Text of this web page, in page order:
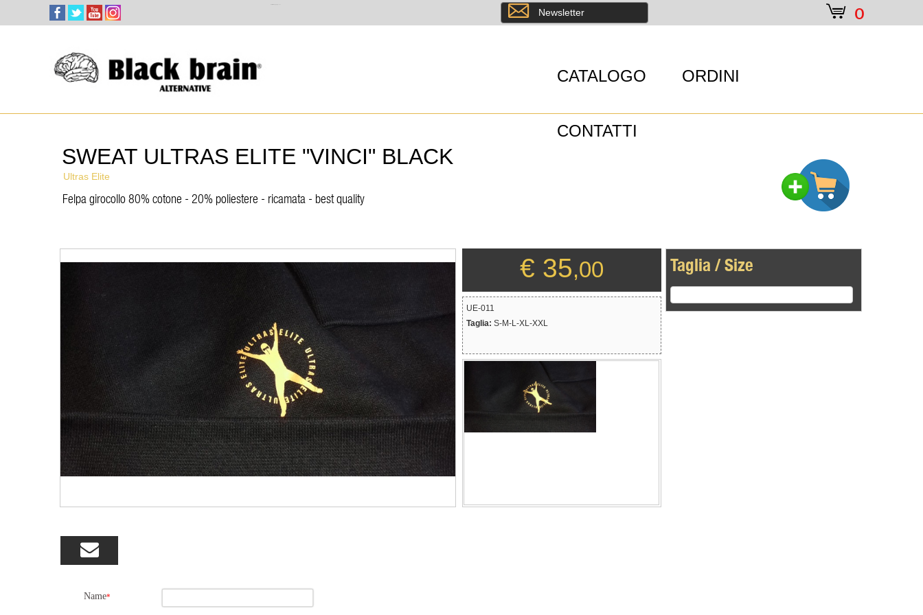
e 0
CATALOGO ORDINI
CONTATTI
8 Newsletter
SWEAT ULTRAS ELITE "VINCI" BLACK
Felpa girocollo 80% cotone - 20% poliestere - ricamata - best quality
Ultras Elite
€ 35,00
UE-011
Taglia: S-M-L-XL-XXL
Taglia / Size

Name*